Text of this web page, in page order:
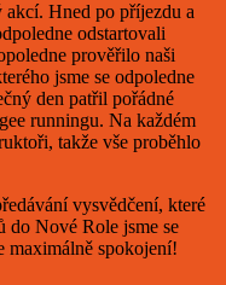
Hned po příjezdu a
odstartovali
prověřilo naši
jsme se odpoledne
den patřil pořádné
runningu. Na každém
takže vše proběhlo
vysvědčení, které
do Nové Role jsme se
maximálně spokojení!